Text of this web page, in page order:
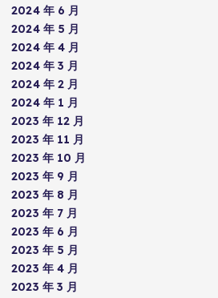
2024 年 6 月
2024 年 5 月
2024 年 4 月
2024 年 3 月
2024 年 2 月
2024 年 1 月
2023 年 12 月
2023 年 11 月
2023 年 10 月
2023 年 9 月
2023 年 8 月
2023 年 7 月
2023 年 6 月
2023 年 5 月
2023 年 4 月
2023 年 3 月